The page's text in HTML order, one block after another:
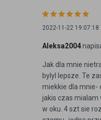
2022-11-22 19:07:18
Aleksa2004
Jak dla mnie
bylyl lepsze. Te
miekkie dla mnie-
jakis czas mialam
w oku. 4 szt sie